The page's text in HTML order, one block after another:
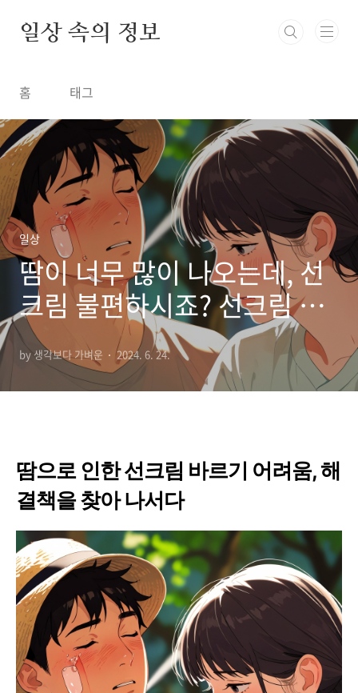
일상 속의 정보
홈 태그
일상
땀이 너무 많이 나오는데, 선
크림 불편하시죠? 선크림 주
기 관리
by 생각보다 가벼운 2024. 6. 24.
땀으로 인한 선크림 바르기 어려움, 해
결책을 찾아 나서다